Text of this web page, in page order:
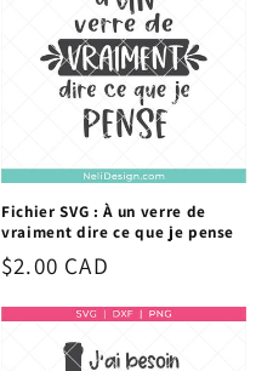
Fichier SVG : À un verre de
vraiment dire ce que je pense
Prix
$2.00 CAD